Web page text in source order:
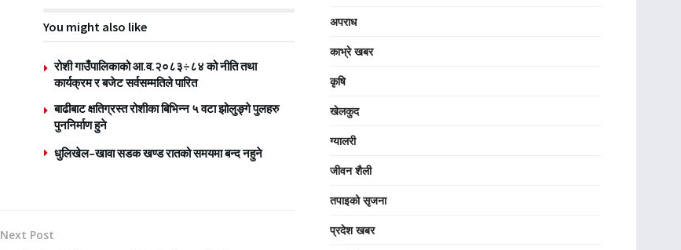
You might also like
रोशी गाउँपालिकाको आ.व.२०८३÷८४ को नीति तथा
कार्यक्रम र बजेट सर्वसम्मतिले पारित
बाढीबाट क्षतिग्रस्त रोशीका बिभिन्न ५ वटा झोलुङ्गे पुलहरु
पुननिर्माण हुने
धुलिखेल–खावा सडक खण्ड रातको समयमा बन्द नहुने
Next Post
अपराध
काभ्रे खबर
कृषि
खेलकुद
ग्यालरी
जीवन शैली
तपाइको सृजना
प्रदेश खबर